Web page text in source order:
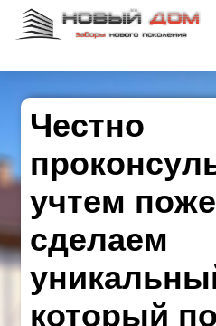
Честно
учтем
сделаем
который